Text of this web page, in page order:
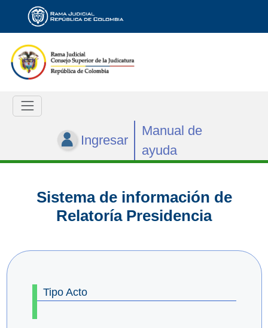
Ingresar
Manual de
ayuda
Sistema de información de
Relatoría Presidencia
Tipo Acto